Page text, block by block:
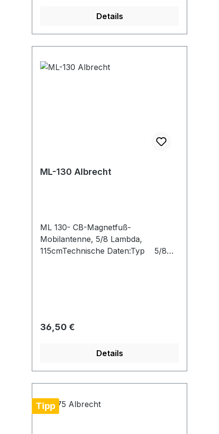
Details
ML-130 Albrecht
ML 130- CB-Magnetfuß-
Mobilantenne, 5/8 Lambda,
115cmTechnische Daten:Typ 5/8
Regulärer Preis:
36,50 €
Details
Tipp